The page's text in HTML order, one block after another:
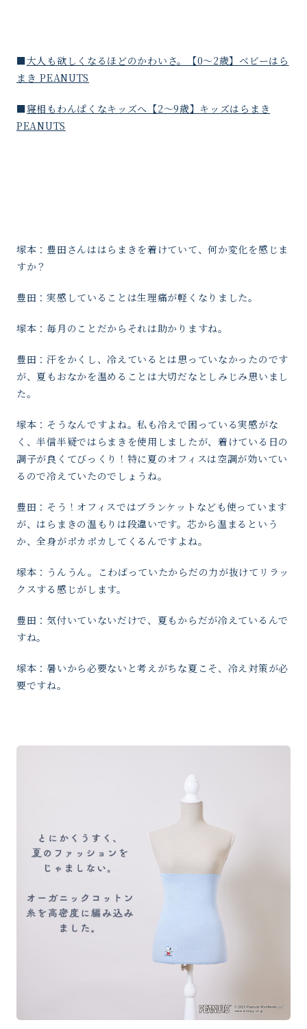
■大人も欲しくなるほどのかわいさ。【0〜2歳】ベビーはら
まき PEANUTS
■寝相もわんぱくなキッズへ【2〜9歳】キッズはらまき
PEANUTS
塚本：豊田さんははらまきを着けていて、何か変化を感じま
すか？
豊田：実感していることは生理痛が軽くなりました。
塚本：毎月のことだからそれは助かりますね。
豊田：汗をかくし、冷えているとは思っていなかったのです
が、夏もおなかを温めることは大切だなとしみじみ思いまし
た。
塚本：そうなんですよね。私も冷えで困っている実感がな
く、半信半疑ではらまきを使用しましたが、着けている日の
調子が良くてびっくり！特に夏のオフィスは空調が効いてい
るので冷えていたのでしょうね。
豊田：そう！オフィスではブランケットなども使っています
が、はらまきの温もりは段違いです。芯から温まるという
か、全身がポカポカしてくるんですよね。
塚本：うんうん。こわばっていたからだの力が抜けてリラッ
クスする感じがします。
豊田：気付いていないだけで、夏もからだが冷えているんで
すね。
塚本：暑いから必要ないと考えがちな夏こそ、冷え対策が必
要ですね。